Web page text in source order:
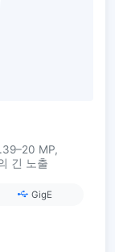
MP,
긴 노출
GigE